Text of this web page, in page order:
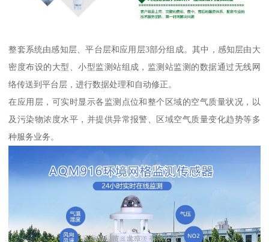
整套系统由感知层、平台层和应用层3部分组成。其中，感知层由大
密度布设的大型、小型监测站组成，监测站监测的数据通过无线网
络传送到平台层，进行数据处理和自动修正。
在应用层，可实时显示各监测点位和整个区域的空气质量状况，以
及污染物浓度水平，并提供异常报警、区域空气质量变化趋势等多
种服务业务。